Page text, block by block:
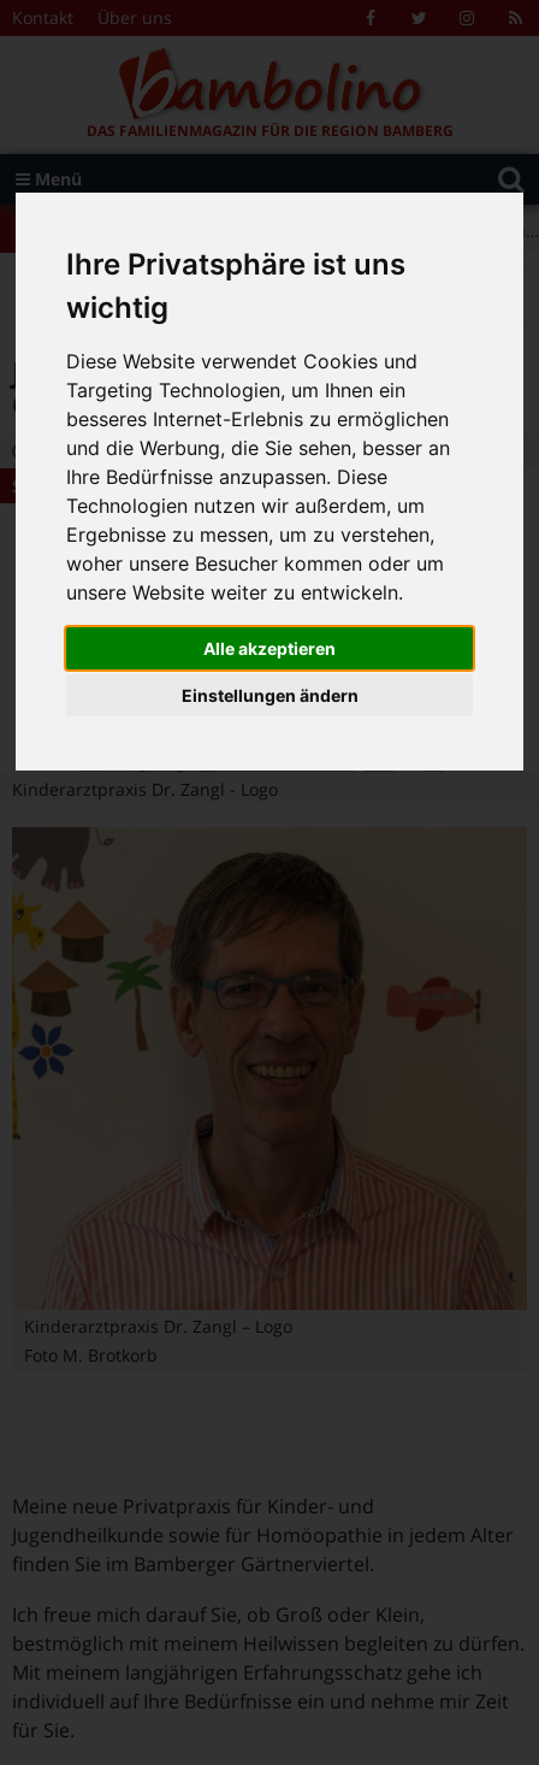
Ihre Privatsphäre ist uns
wichtig
Diese Website verwendet Cookies und
Targeting Technologien, um Ihnen ein
besseres Internet-Erlebnis zu ermöglichen
und die Werbung, die Sie sehen, besser an
Ihre Bedürfnisse anzupassen. Diese
Technologien nutzen wir außerdem, um
Ergebnisse zu messen, um zu verstehen,
woher unsere Besucher kommen oder um
unsere Website weiter zu entwickeln.
Alle akzeptieren
Einstellungen ändern
Zum Inhalt springen
Kontakt Über uns FacebookTwitter
DAS FAMILIENMAGAZIN FÜR DIE REGION BAMBERG
Menü
Suche
nach:
+++ Leolingo: Englischcamp mit Muttersprachlern – auch in Bamberg! +++
Stadtleben
Jetzt im Gärtnerviertel:
Gesundheitspraxis Dr. Zangl
25.06.2021 18:10 | Bambolino-Redaktion |
0
Stadtleben
Kinderarztpraxis Dr. Zangl - Logo
Kinderarztpraxis Dr. Zangl – Logo
Foto M. Brotkorb
Meine neue Privatpraxis für Kinder- und
Jugendheilkunde sowie für Homöopathie in jedem Alter
finden Sie im Bamberger Gärtnerviertel.
Ich freue mich darauf Sie, ob Groß oder Klein,
bestmöglich mit meinem Heilwissen begleiten zu dürfen.
Mit meinem langjährigen Erfahrungsschatz gehe ich
individuell auf Ihre Bedürfnisse ein und nehme mir Zeit
für Sie.